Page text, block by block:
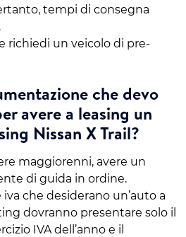
tempi di consegna
richiedi un veicolo di pre-
che devo
avere a leasing un
Nissan X Trail?
maggiorenni, avere un
di guida in ordine.
che desiderano un’auto a
dovranno presentare solo il
IVA dell’anno e il